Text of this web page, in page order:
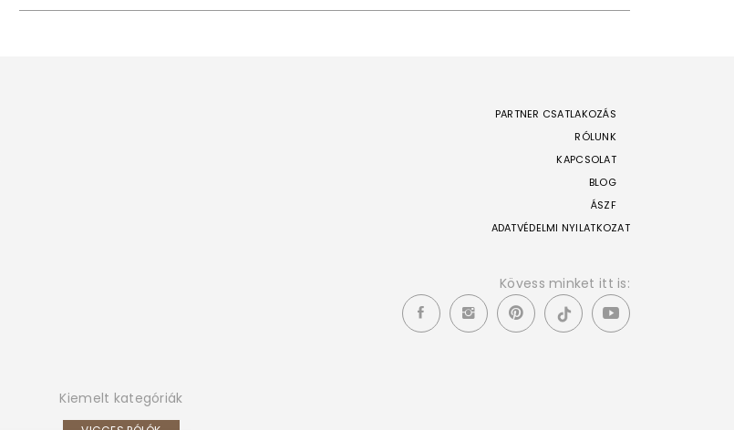
PARTNER CSATLAKOZÁS
RÓLUNK
KAPCSOLAT
BLOG
ÁSZF
ADATVÉDELMI NYILATKOZAT
Kövess minket itt is:
Kiemelt kategóriák